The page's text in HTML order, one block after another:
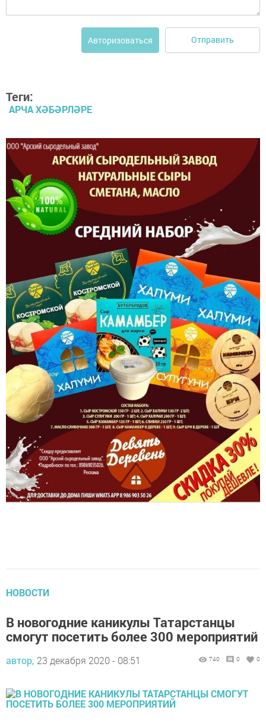
Авторизоваться Отправить
Теги:
АРЧА ХӘБӘРЛӘРЕ
НОВОСТИ
В новогодние каникулы Татарстанцы
смогут посетить более 300 мероприятий
автор, 23 декабря 2020 - 08:51